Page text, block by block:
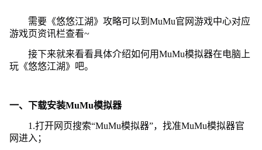
需要《悠悠江湖》攻略可以到MuMu官网游戏中心对应
游戏页资讯栏查看~
接下来就来看看具体介绍如何用MuMu模拟器在电脑上
玩《悠悠江湖》吧。
一、下载安装MuMu模拟器
1.打开网页搜索“MuMu模拟器”，找准MuMu模拟器官
网进入；